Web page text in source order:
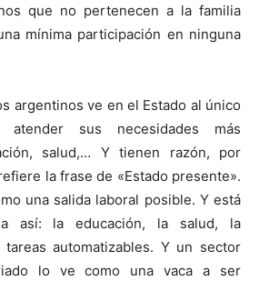
que no pertenecen a la familia
mínima participación en ninguna
argentinos ve en el Estado al único
sus necesidades más
salud,… Y tienen razón, por
la frase de «Estado presente».
una salida laboral posible. Y está
así: la educación, la salud, la
automatizables. Y un sector
lo ve como una vaca a ser